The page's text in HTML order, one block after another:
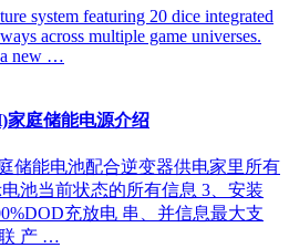
system featuring 20 dice integrated
across multiple game universes.
a new …
家庭储能电源介绍
储能电池配合逆变器供电家里所有
池当前状态的所有信息 3、安装
充放电 串、并信息最大支
产 …